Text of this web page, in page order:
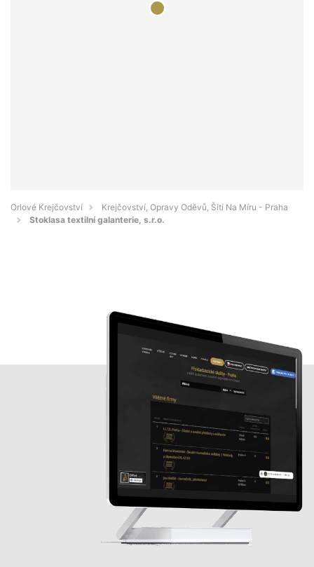
Orlové Krejčovství
Krejčovství, Opravy Oděvů, Šití Na Míru - Praha
Stoklasa textilní galanterie, s.r.o.